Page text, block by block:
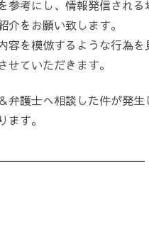
参考にし、情報発信される
介をお願い致します。
容を模倣するような行為
せていただきます。
弁護士へ相談した件が発
ます。